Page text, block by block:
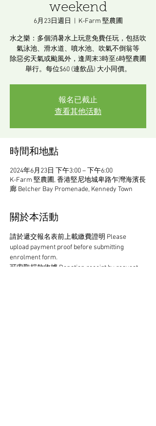
weekend
6月23日週日 K-Farm 堅農圃
水之樂：多個消暑水上玩意免費任玩，包括吹
氣泳池、滑水道、噴水池、吹氣不倒翁等
除惡劣天氣或颱風外，逢周末3時至6時堅農圃
舉行。每位$60 (連飲品) 大小同價。
報名已截止
查看其他活動
時間和地點
2024年6月23日 下午3:00 – 下午6:00
K-Farm 堅農圃, 香港堅尼地城卑路乍灣海濱長
廊 Belcher Bay Promenade, Kennedy Town
關於本活動
請於遞交報名表前上載繳費證明 Please
upload payment proof before submitting
enrolment form.
可索取捐款收據 Donation receipt by request.